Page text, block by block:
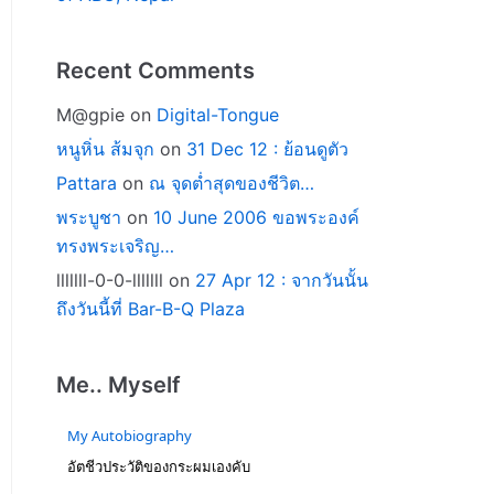
Recent Comments
M@gpie on Digital-Tongue
หนูหิ่น ส้มจุก on 31 Dec 12 : ย้อนดูตัว
Pattara on ณ จุดต่ำสุดของชีวิต…
พระบูชา on 10 June 2006 ขอพระองค์
ทรงพระเจริญ…
lllllll-0-0-lllllll on 27 Apr 12 : จากวันนั้น
ถึงวันนี้ที่ Bar-B-Q Plaza
Me.. Myself
My Autobiography
อัตชีวประวัติของกระผมเองคับ